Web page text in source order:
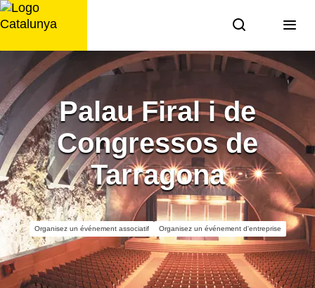
Aller
au
Palau Firal i de
Congressos de
Tarragona
Organisez un événement associatif Organisez un événement d'entreprise